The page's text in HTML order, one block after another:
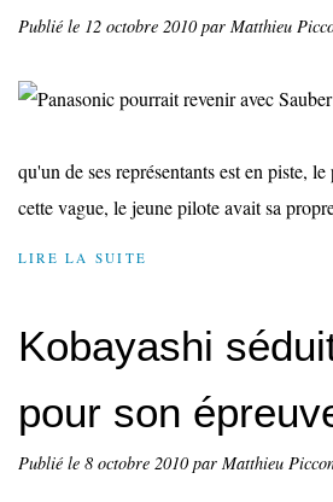
Publié le 12 octobre 2010par Matthieu
qu'un de ses représentants est en piste,
cette vague, le jeune pilote avait sa
LIRE LA SUITE
Kobayashi
pour son
Publié le 8 octobre 2010par Matthieu